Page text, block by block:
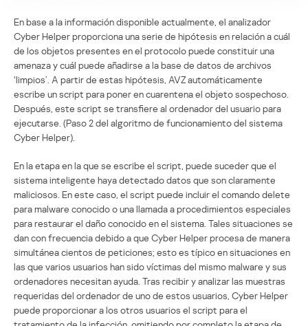
En base a la información disponible actualmente, el analizador
Cyber Helper proporciona una serie de hipótesis en relación a cuál
de los objetos presentes en el protocolo puede constituir una
amenaza y cuál puede añadirse a la base de datos de archivos
‘limpios’. A partir de estas hipótesis, AVZ automáticamente
escribe un script para poner en cuarentena el objeto sospechoso.
Después, este script se transfiere al ordenador del usuario para
ejecutarse. (Paso 2 del algoritmo de funcionamiento del sistema
Cyber Helper).
En la etapa en la que se escribe el script, puede suceder que el
sistema inteligente haya detectado datos que son claramente
maliciosos. En este caso, el script puede incluir el comando delete
para malware conocido o una llamada a procedimientos especiales
para restaurar el daño conocido en el sistema. Tales situaciones se
dan con frecuencia debido a que Cyber Helper procesa de manera
simultánea cientos de peticiones; esto es típico en situaciones en
las que varios usuarios han sido víctimas del mismo malware y sus
ordenadores necesitan ayuda. Tras recibir y analizar las muestras
requeridas del ordenador de uno de estos usuarios, Cyber Helper
puede proporcionar a los otros usuarios el script para el